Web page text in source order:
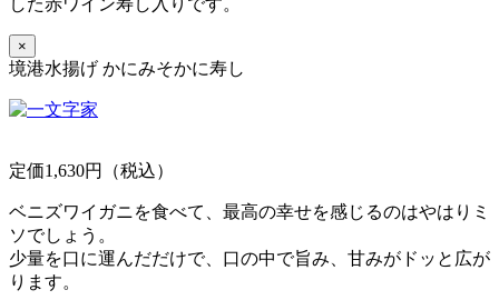
した赤ワイン寿し入りです。
×
境港水揚げ かにみそかに寿し
定価1,630円（税込）
ベニズワイガニを食べて、最高の幸せを感じるのはやはりミ
ソでしょう。
少量を口に運んだだけで、口の中で旨み、甘みがドッと広が
ります。